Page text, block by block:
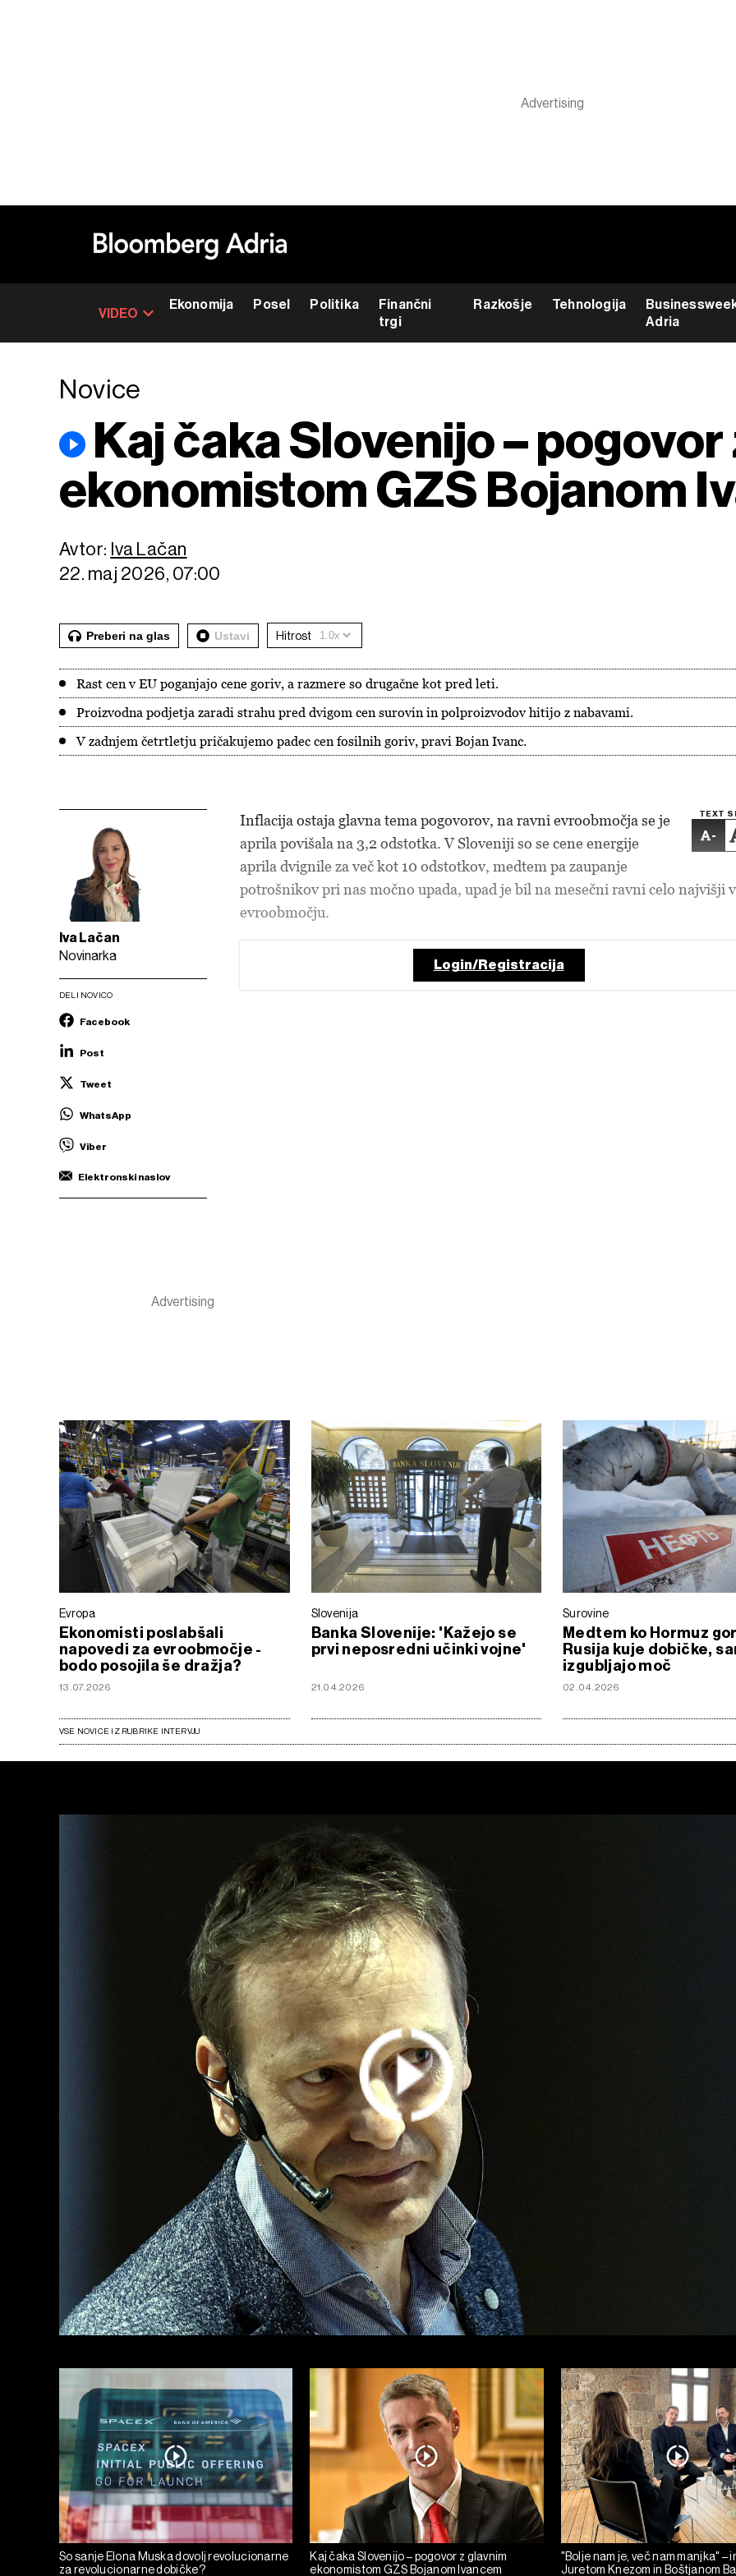
VIDEO
Ekonomija Posel Politika
Finančni
trgi
Razkošje Tehnologija
Adria
Novice
Kaj čaka Slovenijo – pogovor
ekonomistom GZS Bojanom
Avtor: Iva Lačan
22. maj 2026, 07:00
Preberi na glas Ustavi Hitrost
Rast cen v EU poganjajo cene goriv, a razmere so drugačne kot pred leti.
Proizvodna podjetja zaradi strahu pred dvigom cen surovin in polproizvodov hitijo z nabavami.
V zadnjem četrtletju pričakujemo padec cen fosilnih goriv, pravi Bojan Ivanc.
Iva Lačan
Novinarka
DELI NOVICO
Facebook
Post
Tweet
WhatsApp
Viber
Elektronski naslov
TEXT
-
Inflacija ostaja glavna tema pogovorov, na ravni evroobmočja se je
aprila povišala na 3,2 odstotka. V Sloveniji so se cene energije
aprila dvignile za več kot 10 odstotkov, medtem pa zaupanje
potrošnikov pri nas močno upada, upad je bil na mesečni ravni celo najvišji v
evroobmočju.
Login/Registracija
Evropa
Ekonomisti poslabšali
napovedi za evroobmočje -
bodo posojila še dražja?
13.07.2026
Slovenija
Banka Slovenije: 'Kažejo se
prvi neposredni učinki vojne'
21.04.2026
Surovine
Medtem ko Hormuz
Rusija kuje dobičke,
izgubljajo moč
02.04.2026
VSE NOVICE IZ RUBRIKE INTERVJU
So sanje Elona Muska dovolj revolucionarne
za revolucionarne dobičke?
Kaj čaka Slovenijo – pogovor z glavnim
ekonomistom GZS Bojanom Ivancem
"Bolje nam je, več nam manjka" –
Juretom Knezom in Boštjanom